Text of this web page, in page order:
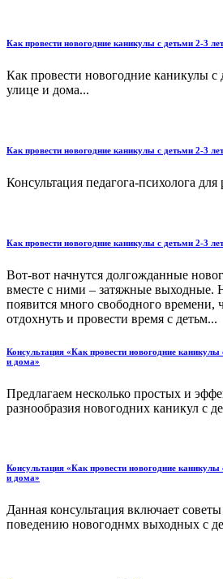
Как провести новогодние каникулы с детьми 2-3
Как провести новогодние каникулы с
улице и дома...
Как провести новогодние каникулы с детьми 2-3
Консультация педагога-психолога для
Как провести новогодние каникулы с детьми 2-3
Вот-вот начнутся долгожданные
вместе с ними – затяжные выходные.
появится много свободного времени,
отдохнуть и провести время с детьм...
Консультация «Как провести новогодние
и дома»
Предлагаем несколько простых и
разнообразия новогодних каникул с
Консультация «Как провести новогодние
и дома»
Данная консультация включает
поведению новогоднмх выходных с